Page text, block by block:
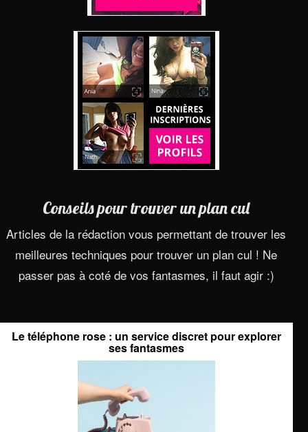
Conseils pour trouver un plan cul
Articles de la rédaction vous permettant de trouver les
meilleures techniques pour trouver un plan cul ! Ne
passer pas à coté de vos fantasmes, il faut agir :)
Le téléphone rose : un service discret pour explorer
ses fantasmes